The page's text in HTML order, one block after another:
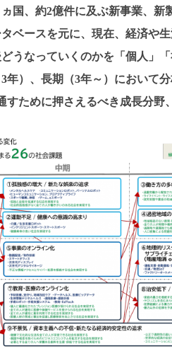
国、約2億件に及ぶ新事業、新
ベースを元に、現在、経済や
うなっていくのかを「個人」
3年）、長期（3年～）において
すために押さえるべき成長分野